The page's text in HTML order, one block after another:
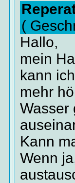
(
Hallo,
mein
kann
mehr
Wasser
Kann
Wenn